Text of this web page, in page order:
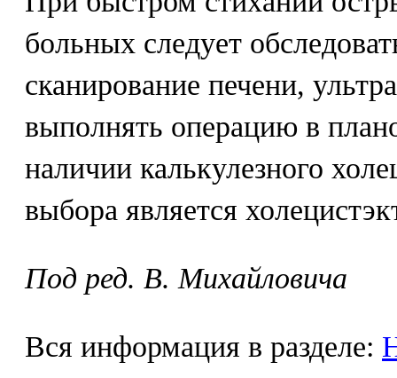
больных следует
сканирование печени,
выполнять операцию в
наличии калькулезного
выбора является
Под ред. В. Михайловича
Вся информация в разделе: